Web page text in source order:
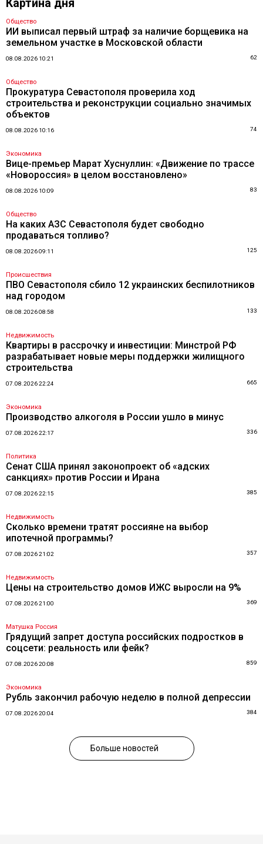
Картина дня
Общество
ИИ выписал первый штраф за наличие борщевика на
земельном участке в Московской области
08.08.2026 10:21 62
Общество
Прокуратура Севастополя проверила ход
строительства и реконструкции социально значимых
объектов
08.08.2026 10:16 74
Экономика
Вице-премьер Марат Хуснуллин: «Движение по трассе
«Новороссия» в целом восстановлено»
08.08.2026 10:09 83
Общество
На каких АЗС Севастополя будет свободно
продаваться топливо?
08.08.2026 09:11 125
Происшествия
ПВО Севастополя сбило 12 украинских беспилотников
над городом
08.08.2026 08:58 133
Недвижимость
Квартиры в рассрочку и инвестиции: Минстрой РФ
разрабатывает новые меры поддержки жилищного
строительства
07.08.2026 22:24 665
Экономика
Производство алкоголя в России ушло в минус
07.08.2026 22:17 336
Политика
Сенат США принял законопроект об «адских
санкциях» против России и Ирана
07.08.2026 22:15 385
Недвижимость
Сколько времени тратят россияне на выбор
ипотечной программы?
07.08.2026 21:02 357
Недвижимость
Цены на строительство домов ИЖС выросли на 9%
07.08.2026 21:00 369
Матушка Россия
Грядущий запрет доступа российских подростков в
соцсети: реальность или фейк?
07.08.2026 20:08 859
Экономика
Рубль закончил рабочую неделю в полной депрессии
07.08.2026 20:04 384
Больше новостей